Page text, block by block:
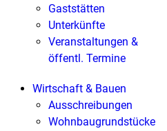
Gaststätten
Unterkünfte
Veranstaltungen &
öffentl. Termine
Wirtschaft & Bauen
Ausschreibungen
Wohnbaugrundstücke